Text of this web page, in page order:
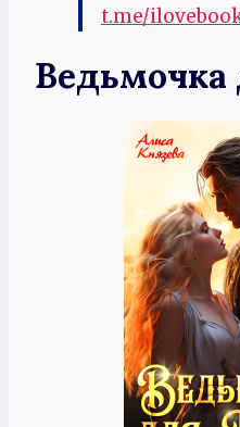
t.me/
Ведьмочка